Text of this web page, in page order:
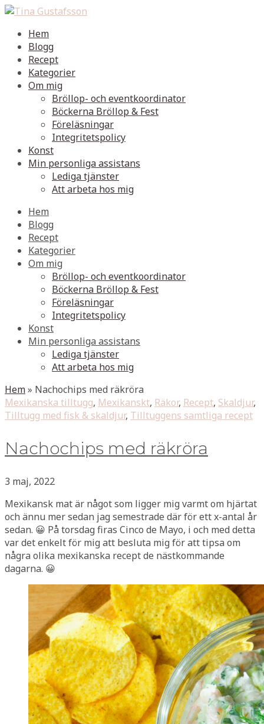
Hem
Blogg
Recept
Kategorier
Om mig
Bröllop- och eventkoordinator
Böckerna Bröllop & Fest
Föreläsningar
Integritetspolicy
Konst
Min personliga assistans
Lediga tjänster
Att arbeta hos mig
Hem
Blogg
Recept
Kategorier
Om mig
Bröllop- och eventkoordinator
Böckerna Bröllop & Fest
Föreläsningar
Integritetspolicy
Konst
Min personliga assistans
Lediga tjänster
Att arbeta hos mig
Hem» Nachochips med räkröra
Mexikanska tilltugg, Mexikanskt, Räkor, Recept, Skaldjur,
Tilltugg med fisk & skaldjur, Tilltuggens samtliga recept
Nachochips med räkröra
3 maj, 2022
Mexikansk mat är något som ligger mig varmt om hjärtat
och ännu mer sedan jag semestrade där för ett x-antal år
sedan. 😀 På torsdag firas Cinco de Mayo, i och med detta
var det enkelt för mig att besluta mig för att tipsa om
några olika mexikanska recept de nästkommande
dagarna. 😀